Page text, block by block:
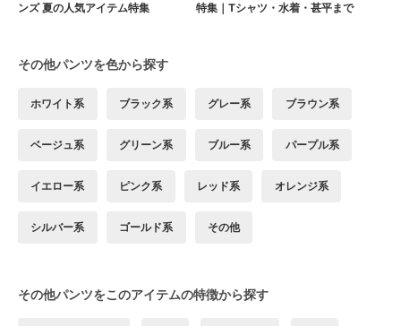
ンズ 夏の人気アイテム特集
特集｜Tシャツ・水着・甚平まで
その他パンツを色から探す
ホワイト系 ブラック系 グレー系 ブラウン系
ベージュ系 グリーン系 ブルー系 パープル系
イエロー系 ピンク系 レッド系 オレンジ系
シルバー系 ゴールド系 その他
その他パンツをこのアイテムの特徴から探す